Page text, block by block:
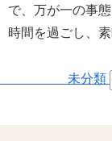
で、万が一の事
時間を過ごし、
未分類